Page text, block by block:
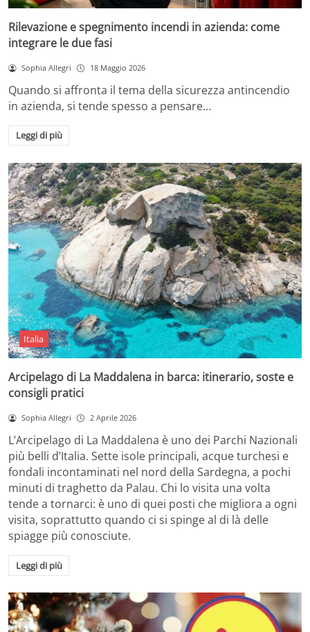
Rilevazione e spegnimento incendi in azienda: come
integrare le due fasi
Sophia Allegri 18 Maggio 2026
Quando si affronta il tema della sicurezza antincendio
in azienda, si tende spesso a pensare…
Leggi di più
Italia
Arcipelago di La Maddalena in barca: itinerario, soste e
consigli pratici
Sophia Allegri 2 Aprile 2026
L’Arcipelago di La Maddalena è uno dei Parchi Nazionali
più belli d’Italia. Sette isole principali, acque turchesi e
fondali incontaminati nel nord della Sardegna, a pochi
minuti di traghetto da Palau. Chi lo visita una volta
tende a tornarci: è uno di quei posti che migliora a ogni
visita, soprattutto quando ci si spinge al di là delle
spiagge più conosciute.
Leggi di più